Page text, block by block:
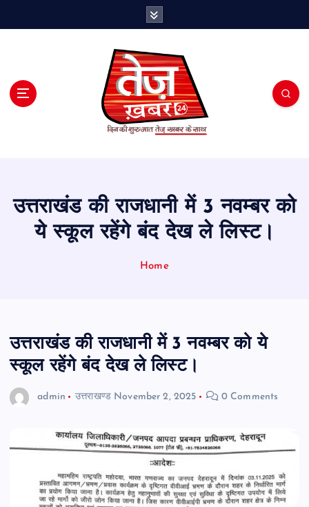
उत्तराखंड की राजधानी में 3 नवम्बर को
ये स्कूल रहेंगे बंद देख ले लिस्ट।
Home
उत्तराखंड की राजधानी में 3 नवम्बर को ये
स्कूल रहेंगे बंद देख ले लिस्ट।
admin उत्तराखण्ड November 2, 2025 0 Comments